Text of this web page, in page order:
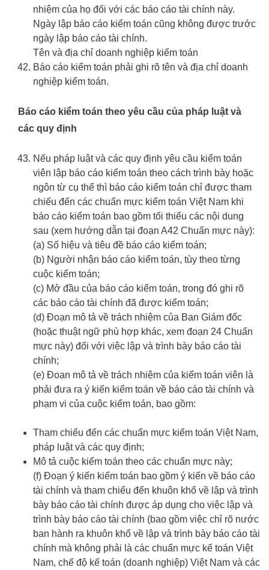
nhiệm của họ đối với các báo cáo tài chính này.
Ngày lập báo cáo kiểm toán cũng không được trước
ngày lập báo cáo tài chính.
Tên và địa chỉ doanh nghiệp kiểm toán
Báo cáo kiểm toán phải ghi rõ tên và địa chỉ doanh
nghiệp kiểm toán.
Báo cáo kiểm toán theo yêu cầu của pháp luật và
các quy định
Nếu pháp luật và các quy định yêu cầu kiểm toán
viên lập báo cáo kiểm toán theo cách trình bày hoặc
ngôn từ cụ thể thì báo cáo kiểm toán chỉ được tham
chiếu đến các chuẩn mực kiểm toán Việt Nam khi
báo cáo kiểm toán bao gồm tối thiểu các nội dung
sau (xem hướng dẫn tại đoạn A42 Chuẩn mực này):
(a) Số hiệu và tiêu đề báo cáo kiểm toán;
(b) Người nhận báo cáo kiểm toán, tùy theo từng
cuộc kiểm toán;
(c) Mở đầu của báo cáo kiểm toán, trong đó ghi rõ
các báo cáo tài chính đã được kiểm toán;
(d) Đoạn mô tả về trách nhiệm của Ban Giám đốc
(hoặc thuật ngữ phù hợp khác, xem đoạn 24 Chuẩn
mực này) đối với việc lập và trình bày báo cáo tài
chính;
(e) Đoạn mô tả về trách nhiệm của kiểm toán viên là
phải đưa ra ý kiến kiểm toán về báo cáo tài chính và
phạm vi của cuộc kiểm toán, bao gồm:
Tham chiếu đến các chuẩn mực kiểm toán Việt Nam,
pháp luật và các quy định;
Mô tả cuộc kiểm toán theo các chuẩn mực này;
(f) Đoạn ý kiến kiểm toán bao gồm ý kiến về báo cáo
tài chính và tham chiếu đến khuôn khổ về lập và trình
bày báo cáo tài chính được áp dụng cho việc lập và
trình bày báo cáo tài chính (bao gồm việc chỉ rõ nước
ban hành ra khuôn khổ về lập và trình bày báo cáo tài
chính mà không phải là các chuẩn mực kế toán Việt
Nam, chế độ kế toán (doanh nghiệp) Việt Nam và các